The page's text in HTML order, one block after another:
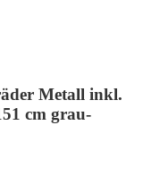
Metall inkl.
cm grau-